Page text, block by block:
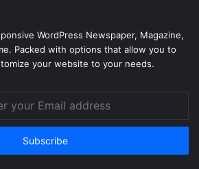
WordPress Newspaper, Magazine,
Packed with options that allow you to
your website to your needs.